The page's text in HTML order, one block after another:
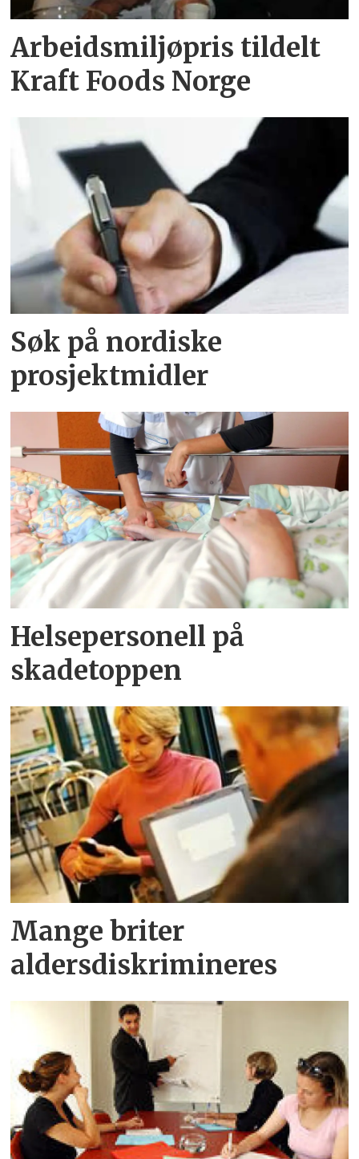
Arbeidsmiljøpris tildelt
Kraft Foods Norge
Søk på nordiske
prosjektmidler
Helsepersonell på
skadetoppen
Mange briter
aldersdiskrimineres